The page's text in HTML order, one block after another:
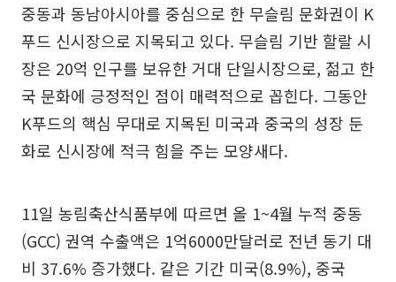
중동과 동남아시아를 중심으로 한 무슬림 문화권이 K
푸드 신시장으로 지목되고 있다. 무슬림 기반 할랄 시
장은 20억 인구를 보유한 거대 단일시장으로, 젊고 한
국 문화에 긍정적인 점이 매력적으로 꼽힌다. 그동안
K푸드의 핵심 무대로 지목된 미국과 중국의 성장 둔
화로 신시장에 적극 힘을 주는 모양새다.
11일 농림축산식품부에 따르면 올 1~4월 누적 중동
(GCC) 권역 수출액은 1억6000만달러로 전년 동기 대
비 37.6% 증가했다. 같은 기간 미국(8.9%), 중국